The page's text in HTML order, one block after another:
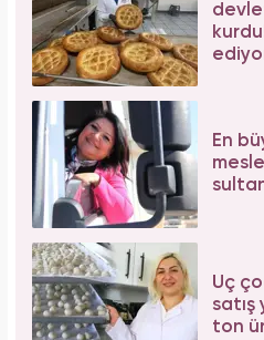
En
Üç
satış
ton